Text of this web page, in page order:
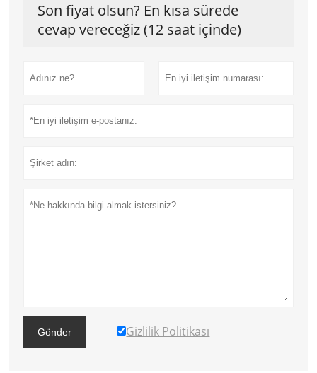
Son fiyat olsun? En kısa sürede
cevap vereceğiz (12 saat içinde)
Gönder Gizlilik Politikası